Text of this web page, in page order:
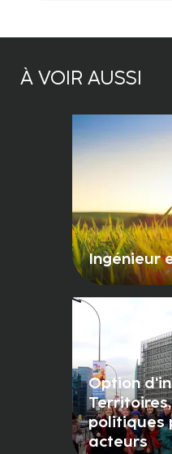
À VOIR AUSSI
Ingénieur
Option
politiques
acteurs